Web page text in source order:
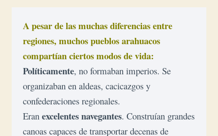
A pesar de las muchas diferencias entre
regiones, muchos pueblos arahuacos
compartían ciertos modos de vida:
Políticamente, no formaban imperios. Se
organizaban en aldeas, cacicazgos y
confederaciones regionales.
Eran excelentes navegantes. Construían grandes
canoas capaces de transportar decenas de